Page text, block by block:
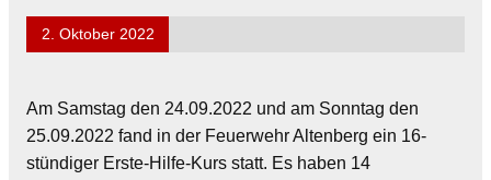
2. Oktober 2022
Am Samstag den 24.09.2022 und am Sonntag den
25.09.2022 fand in der Feuerwehr Altenberg ein 16-
stündiger Erste-Hilfe-Kurs statt. Es haben 14